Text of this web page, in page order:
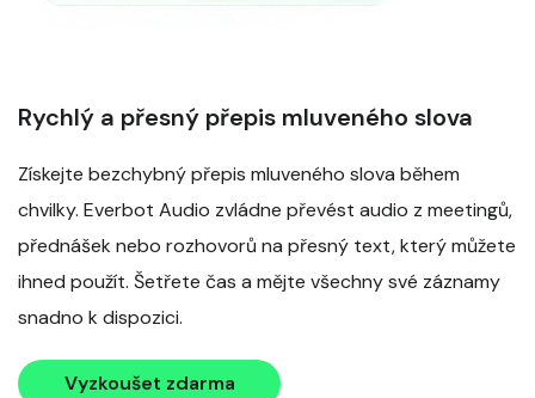
Rychlý a přesný přepis mluveného slova
Získejte bezchybný přepis mluveného slova během
chvilky. Everbot Audio zvládne převést audio z meetingů,
přednášek nebo rozhovorů na přesný text, který můžete
ihned použít. Šetřete čas a mějte všechny své záznamy
snadno k dispozici.
Vyzkoušet zdarma